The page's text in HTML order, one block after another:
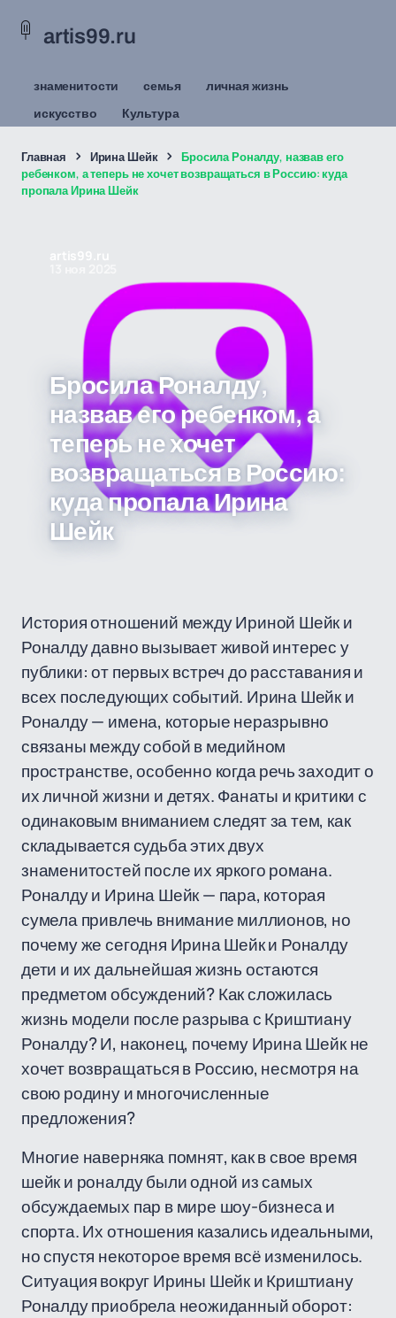
artis99.ru
знаменитости семья
личная жизнь
искусство
Культура
Главная Ирина Шейк
Бросила Роналду, назвав его
ребенком, а теперь не хочет возвращаться в Россию: куда
пропала Ирина Шейк
Бросила Роналду,
назвав его ребенком, а
теперь не хочет
возвращаться в Россию:
куда пропала Ирина
Шейк
История отношений между Ириной Шейк и
Роналду давно вызывает живой интерес у
публики: от первых встреч до расставания и
всех последующих событий. Ирина Шейк и
Роналду — имена, которые неразрывно
связаны между собой в медийном
пространстве, особенно когда речь заходит о
их личной жизни и детях. Фанаты и критики с
одинаковым вниманием следят за тем, как
складывается судьба этих двух
знаменитостей после их яркого романа.
Роналду и Ирина Шейк — пара, которая
сумела привлечь внимание миллионов, но
почему же сегодня Ирина Шейк и Роналду
дети и их дальнейшая жизнь остаются
предметом обсуждений? Как сложилась
жизнь модели после разрыва с Криштиану
Роналду? И, наконец, почему Ирина Шейк не
хочет возвращаться в Россию, несмотря на
свою родину и многочисленные
предложения?
Многие наверняка помнят, как в свое время
шейк и роналду были одной из самых
обсуждаемых пар в мире шоу-бизнеса и
спорта. Их отношения казались идеальными,
но спустя некоторое время всё изменилось.
Ситуация вокруг Ирины Шейк и Криштиану
Роналду приобрела неожиданный оборот: